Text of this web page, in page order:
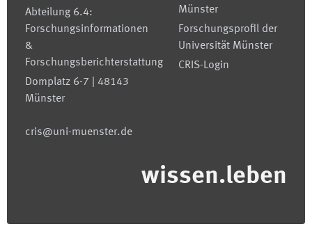
Abteilung 6.4:
Forschungsinformationen
&
Forschungsberichterstattung
Domplatz 6-7 | 48143
Münster
cris@uni-muenster.de
Münster
Forschungsprofil der
Universität Münster
CRIS-Login
wissen.leben